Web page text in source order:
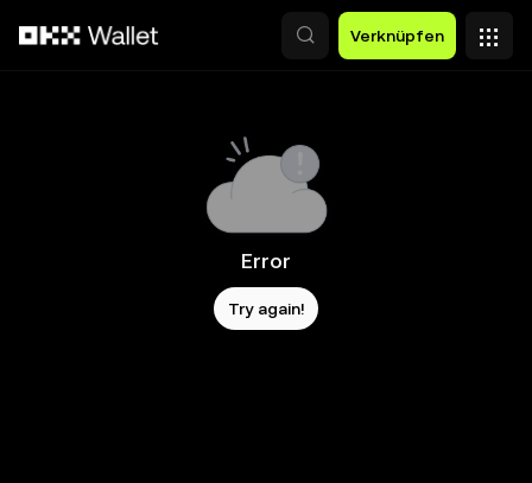
Verknüpfen
Error
Try again!